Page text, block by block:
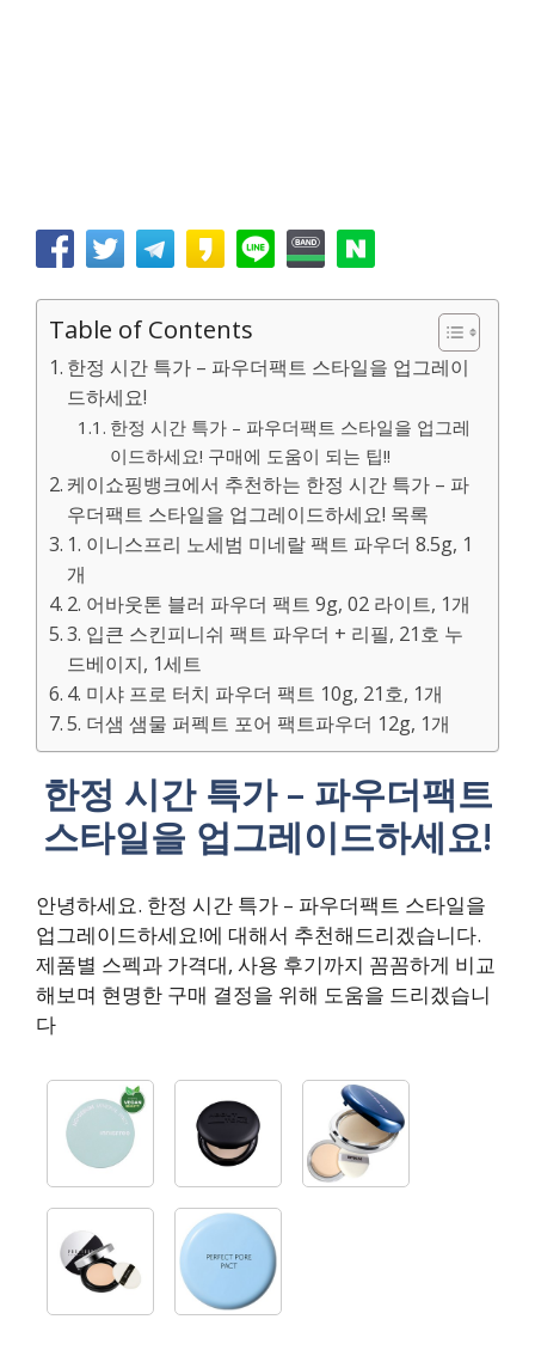
Table of Contents
한정 시간 특가 – 파우더팩트 스타일을 업그레이
드하세요!
한정 시간 특가 – 파우더팩트 스타일을 업그레
이드하세요! 구매에 도움이 되는 팁!!
케이쇼핑뱅크에서 추천하는 한정 시간 특가 – 파
우더팩트 스타일을 업그레이드하세요! 목록
1. 이니스프리 노세범 미네랄 팩트 파우더 8.5g, 1
개
2. 어바웃톤 블러 파우더 팩트 9g, 02 라이트, 1개
3. 입큰 스킨피니쉬 팩트 파우더 + 리필, 21호 누
드베이지, 1세트
4. 미샤 프로 터치 파우더 팩트 10g, 21호, 1개
5. 더샘 샘물 퍼펙트 포어 팩트파우더 12g, 1개
한정 시간 특가 – 파우더팩트
스타일을 업그레이드하세요!
안녕하세요. 한정 시간 특가 – 파우더팩트 스타일을
업그레이드하세요!에 대해서 추천해드리겠습니다.
제품별 스펙과 가격대, 사용 후기까지 꼼꼼하게 비교
해보며 현명한 구매 결정을 위해 도움을 드리겠습니
다